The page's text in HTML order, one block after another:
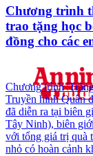
Chương trình
trao tặng học
đồng cho các
Chương trình
Truyền hình Quân
đã diễn ra tại biên
Tây Ninh), biên
với tổng giá trị quà
nhỏ có hoàn cảnh